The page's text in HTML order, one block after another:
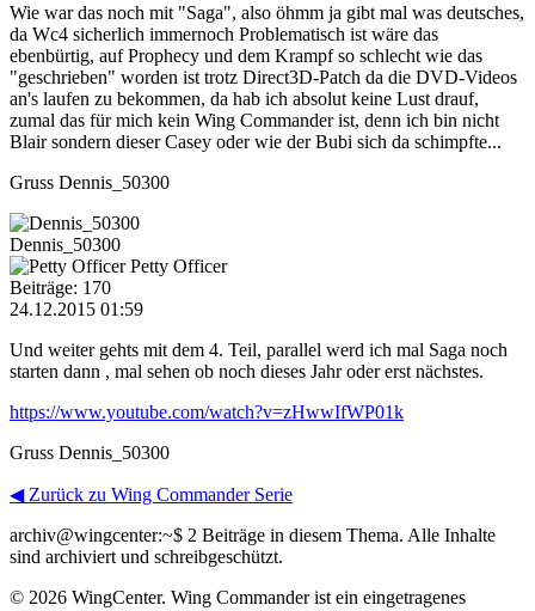
Wie war das noch mit "Saga", also öhmm ja gibt mal was deutsches,
da Wc4 sicherlich immernoch Problematisch ist wäre das
ebenbürtig, auf Prophecy und dem Krampf so schlecht wie das
"geschrieben" worden ist trotz Direct3D-Patch da die DVD-Videos
an's laufen zu bekommen, da hab ich absolut keine Lust drauf,
zumal das für mich kein Wing Commander ist, denn ich bin nicht
Blair sondern dieser Casey oder wie der Bubi sich da schimpfte...
Gruss Dennis_50300
Dennis_50300
Petty Officer
Beiträge: 170
24.12.2015 01:59
Und weiter gehts mit dem 4. Teil, parallel werd ich mal Saga noch
starten dann , mal sehen ob noch dieses Jahr oder erst nächstes.
https://www.youtube.com/watch?v=zHwwIfWP01k
Gruss Dennis_50300
◀ Zurück zu Wing Commander Serie
archiv@wingcenter:~$ 2 Beiträge in diesem Thema. Alle Inhalte
sind archiviert und schreibgeschützt.
© 2026 WingCenter. Wing Commander ist ein eingetragenes